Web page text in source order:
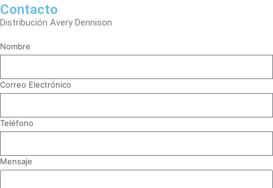
Contacto
Distribución Avery Dennison
Nombre
Correo Electrónico
Teléfono
Mensaje